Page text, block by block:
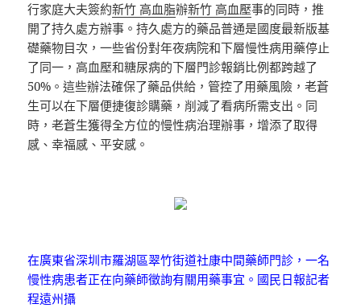
行家庭大夫簽約新竹 高血脂辦新竹 高血壓事的同時，推
開了持久處方辦事。持久處方的藥品普通是國度最新版基
礎藥物目次，一些省份對年夜病院和下層慢性病用藥停止
了同一，高血壓和糖尿病的下層門診報銷比例都跨越了
50%。這些辦法確保了藥品供給，管控了用藥風險，老蒼
生可以在下層便捷復診購藥，削減了看病所需支出。同
時，老蒼生獲得全方位的慢性病治理辦事，增添了取得
感、幸福感、平安感。
在廣東省深圳市羅湖區翠竹街道社康中間藥師門診，一名
慢性病患者正在向藥師徵詢有關用藥事宜。國民日報記者
程遠州攝